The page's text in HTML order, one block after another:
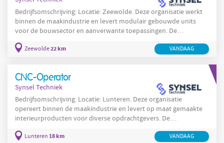
Bedrijfsomschrijving: Locatie: Zeewolde. Deze organisatie werkt
binnen de maakindustrie en levert modulair gebouwde units
voor de bouwsector en aanverwante toepassingen. De
organisatie richt zich op efficiënte productieprocessen met
aandacht voor duurzaamheid en automatisering en past
verantwoordelijk zijn voor de assemblage, installatie en nazorg
van technische
Zeewolde22 km VANDAAG
CNC-Operator
Synsel Techniek
Bedrijfsomschrijving: Locatie: Lunteren. Deze organisatie
opereert binnen de maakindustrie en levert op maat gemaakte
interieurproducten voor diverse opdrachtgevers. De
en vinden plaats in een geordende werkplaats met een
Lunteren 18 km VANDAAG